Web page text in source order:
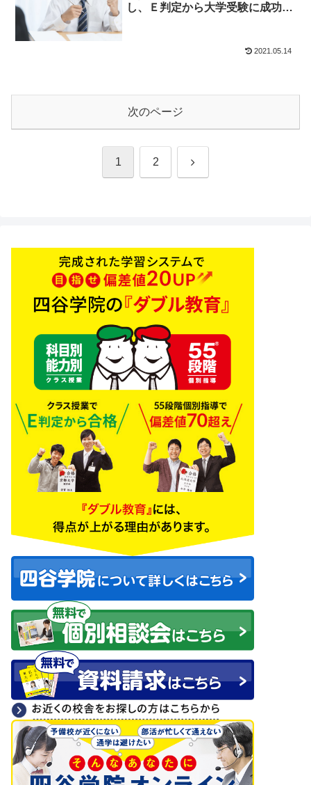
し、Ｅ判定から大学受験に成功し
2021.05.14
次のページ
1 2 次